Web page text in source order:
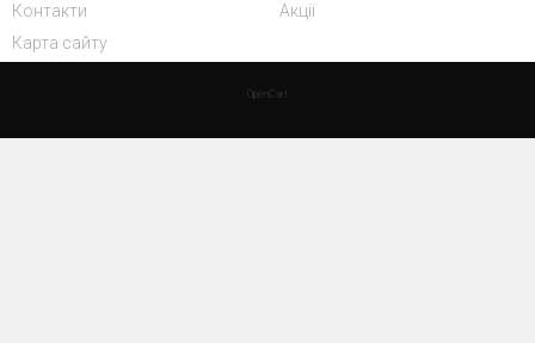
Контакти
Карта сайту
Акції
OpenCart